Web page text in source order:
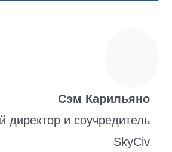
Сэм Карильяно
директор и соучредитель
SkyCiv